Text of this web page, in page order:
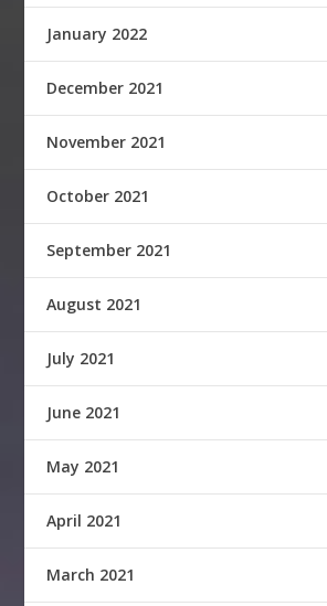
January 2022
December 2021
November 2021
October 2021
September 2021
August 2021
July 2021
June 2021
May 2021
April 2021
March 2021